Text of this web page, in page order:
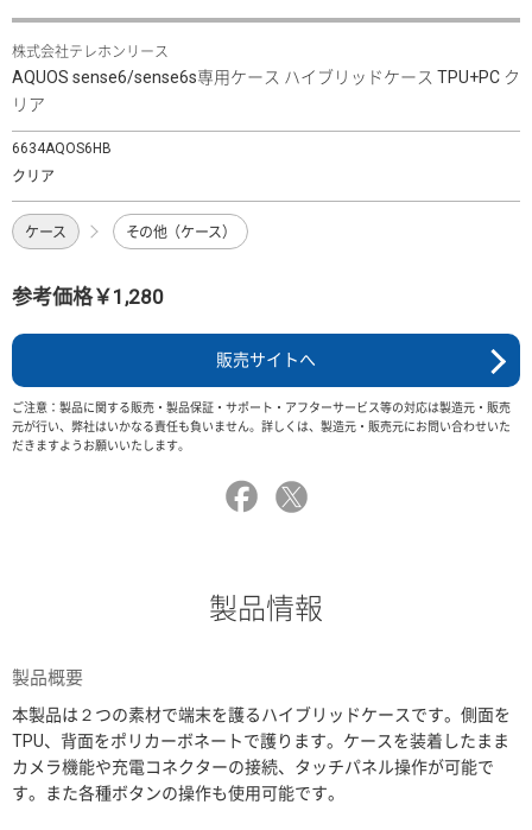
株式会社テレホンリース
AQUOS sense6/sense6s専用ケース ハイブリッドケース TPU+PC ク
リア
6634AQOS6HB
クリア
ケース その他（ケース）
参考価格￥1,280
販売サイトへ
ご注意：製品に関する販売・製品保証・サポート・アフターサービス等の対応は製造元・販売
元が行い、弊社はいかなる責任も負いません。詳しくは、製造元・販売元にお問い合わせいた
だきますようお願いいたします。
製品情報
製品概要
本製品は２つの素材で端末を護るハイブリッドケースです。側面を
TPU、背面をポリカーボネートで護ります。ケースを装着したまま
カメラ機能や充電コネクターの接続、タッチパネル操作が可能で
す。また各種ボタンの操作も使用可能です。